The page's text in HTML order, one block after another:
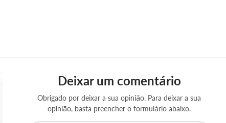
Deixar um comentário
Obrigado por deixar a sua opinião. Para deixar a sua
opinião, basta preencher o formulário abaixo.